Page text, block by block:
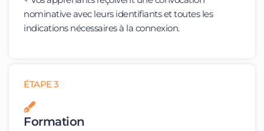
nominative avec leurs identifiants et toutes les
indications nécessaires à la connexion.
ÉTAPE 3
Formation